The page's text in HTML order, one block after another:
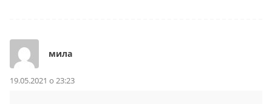
мила
19.05.2021 о 23:23